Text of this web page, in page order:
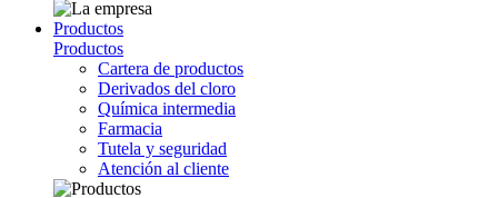
Productos
Productos
Cartera de productos
Derivados del cloro
Química intermedia
Farmacia
Tutela y seguridad
Atención al cliente